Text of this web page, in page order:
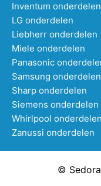
Inventum onderdelen
LG onderdelen
Liebherr onderdelen
Miele onderdelen
Panasonic
Samsung onderdelen
Sharp onderdelen
Siemens onderdelen
Whirlpool onderdelen
Zanussi onderdelen
©